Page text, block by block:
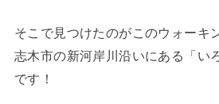
そこで見つけたのがこのウォーキ
志木市の新河岸川沿いにある「い
です！